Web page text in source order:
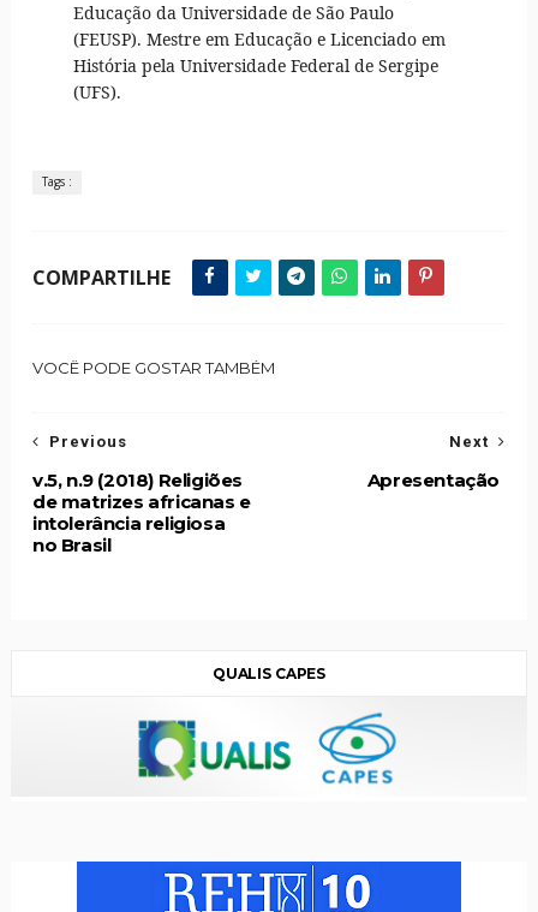
Educação da Universidade de São Paulo
(FEUSP). Mestre em Educação e Licenciado em
História pela Universidade Federal de Sergipe
(UFS).
Tags :
COMPARTILHE
VOCÊ PODE GOSTAR TAMBÉM
Next
Apresentação
Previous
v.5, n.9 (2018) Religiões
de matrizes africanas e
intolerância religiosa
no Brasil
QUALIS CAPES